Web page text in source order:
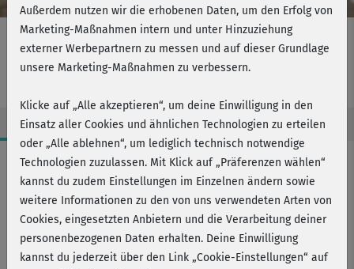
Happy Knie Workout - im Stand
Workout-Facts
leicht
21 Min
105 kcal
Barbara Spritzendorfer
Außerdem nutzen wir die erhobenen Daten, um den Erfolg von
Marketing-Maßnahmen intern und unter Hinzuziehung
externer Werbepartnern zu messen und auf dieser Grundlage
unsere Marketing-Maßnahmen zu verbessern.
Klicke auf „Alle akzeptieren“, um deine Einwilligung in den
Einsatz aller Cookies und ähnlichen Technologien zu erteilen
oder „Alle ablehnen“, um lediglich technisch notwendige
Technologien zuzulassen. Mit Klick auf „Präferenzen wählen“
kannst du zudem Einstellungen im Einzelnen ändern sowie
weitere Informationen zu den von uns verwendeten Arten von
Cookies, eingesetzten Anbietern und die Verarbeitung deiner
personenbezogenen Daten erhalten. Deine Einwilligung
kannst du jederzeit über den Link „Cookie-Einstellungen“ auf